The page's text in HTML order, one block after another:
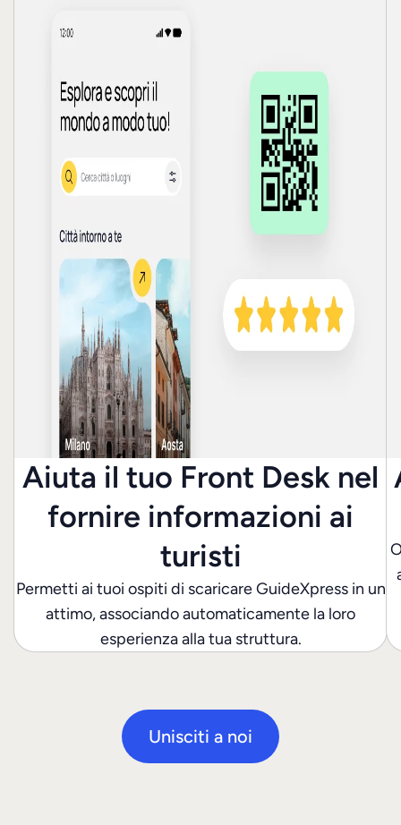
Aiuta il tuo Front Desk nel
fornire informazioni ai
turisti
Permetti ai tuoi ospiti di scaricare GuideXpress in un
attimo, associando automaticamente la loro
esperienza alla tua struttura.
Unisciti a noi